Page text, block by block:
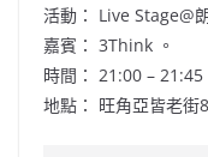
活動： Live Stage@
嘉賓： 3Think 。
時間： 21:00 – 21:45
地點： 旺角亞皆老街